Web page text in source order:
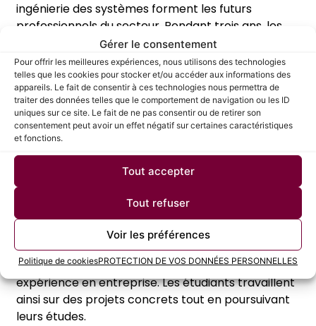
Gérer le consentement
Pour offrir les meilleures expériences, nous utilisons des technologies
telles que les cookies pour stocker et/ou accéder aux informations des
appareils. Le fait de consentir à ces technologies nous permettra de
traiter des données telles que le comportement de navigation ou les ID
uniques sur ce site. Le fait de ne pas consentir ou de retirer son
consentement peut avoir un effet négatif sur certaines caractéristiques
et fonctions.
Tout accepter
Tout refuser
Voir les préférences
Politique de cookiesPROTECTION DE VOS DONNÉES PERSONNELLES
ingénierie des systèmes forment les futurs
professionnels du secteur. Pendant trois ans, les
étudiants approfondissent leurs connaissances en
conception mécanique, résistance des matériaux
et modélisation numérique.
Par ailleurs, certaines universités proposent des
parcours adaptés. Les étudiants peuvent suivre
une licence en mécanique, en sciences de
l’ingénieur ou en génie mécanique. Après ce
premier diplôme, ils poursuivent généralement
avec un master spécialisé en mécanique ou en
conception de produits industriels.
De plus, les formations en alternance se
développent dans ce domaine. Ce modèle
permet de combiner enseignement théorique et
expérience en entreprise. Les étudiants travaillent
ainsi sur des projets concrets tout en poursuivant
leurs études.